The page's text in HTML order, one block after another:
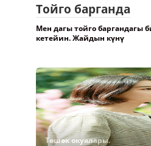
Тойго барганда
Мен дагы тойго баргандагы
кетейин. Жайдын күнү
Төшөк окуялары.